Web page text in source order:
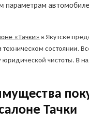
параметрам
«Тачки» в Якутске
техническом состоянии.
юридической чистоты. В
Тачки